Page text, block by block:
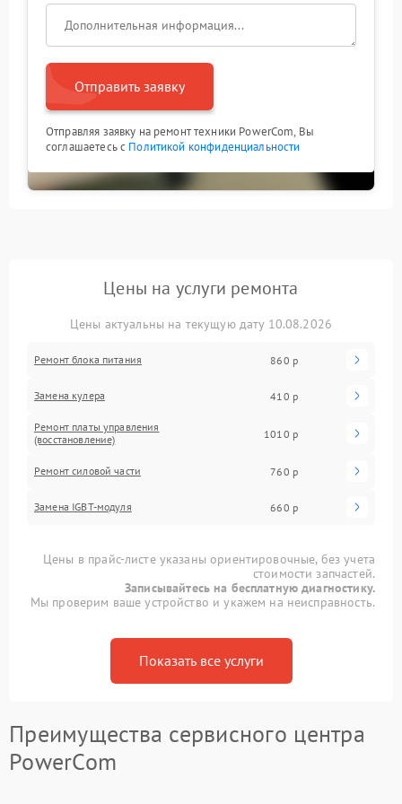
Отправить заявку
Отправляя заявку на ремонт техники PowerCom, Вы
соглашаетесь с Политикой конфиденциальности
Цены на услуги ремонта
Цены актуальны на текущую дату 10.08.2026
Ремонт блока питания 860 р
Замена кулера 410 р
Ремонт платы управления
(восстановление)
1010 р
Ремонт силовой части 760 р
Замена IGBT-модуля 660 р
Цены в прайс-листе указаны ориентировочные, без учета
стоимости запчастей.
Записывайтесь на бесплатную диагностику.
Мы проверим ваше устройство и укажем на неисправность.
Показать все услуги
Преимущества сервисного центра
PowerCom